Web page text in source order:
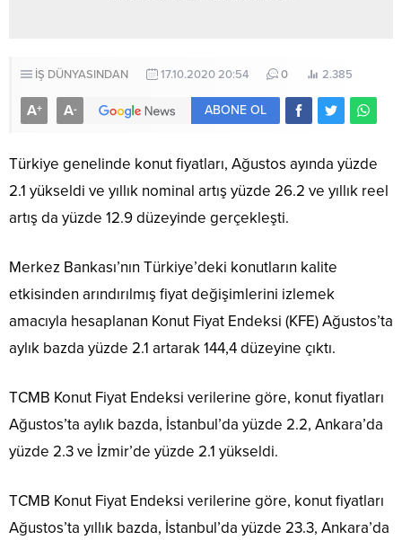
İŞ DÜNYASINDAN 17.10.2020 20:54 0 2.385
A+ A- ABONE OL
Türkiye genelinde konut fiyatları, Ağustos ayında yüzde
2.1 yükseldi ve yıllık nominal artış yüzde 26.2 ve yıllık reel
artış da yüzde 12.9 düzeyinde gerçekleşti.
Merkez Bankası’nın Türkiye’deki konutların kalite
etkisinden arındırılmış fiyat değişimlerini izlemek
amacıyla hesaplanan Konut Fiyat Endeksi (KFE) Ağustos’ta
aylık bazda yüzde 2.1 artarak 144,4 düzeyine çıktı.
TCMB Konut Fiyat Endeksi verilerine göre, konut fiyatları
Ağustos’ta aylık bazda, İstanbul’da yüzde 2.2, Ankara’da
yüzde 2.3 ve İzmir’de yüzde 2.1 yükseldi.
TCMB Konut Fiyat Endeksi verilerine göre, konut fiyatları
Ağustos’ta yıllık bazda, İstanbul’da yüzde 23.3, Ankara’da